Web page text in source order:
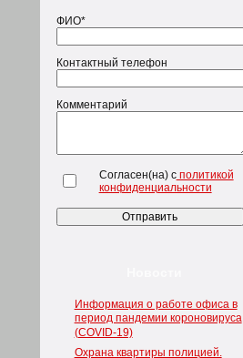
ФИО*
Контактный телефон
Комментарий
Согласен(на) сполитикой
конфиденциальности
Информация о работе офиса в
период пандемии короновируса
(COVID-19)
Охрана квартиры полицией.